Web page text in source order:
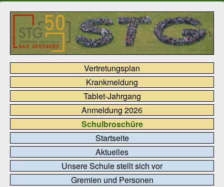
Vertretungsplan
Krankmeldung
Tablet-Jahrgang
Anmeldung 2026
Schulbroschüre
Startseite
Aktuelles
Unsere Schule stellt sich vor
Gremien und Personen